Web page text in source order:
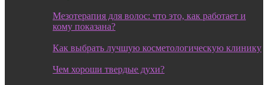
Мезотерапия для волос: что это, как работает и
кому показана?
Как выбрать лучшую косметологическую клинику
Чем хороши твердые духи?